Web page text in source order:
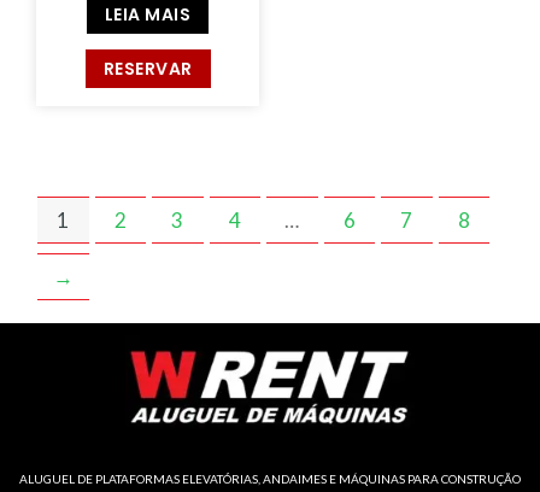
LEIA MAIS
RESERVAR
1 2 3 4 … 6 7 8
→
ALUGUEL DE PLATAFORMAS ELEVATÓRIAS, ANDAIMES E MÁQUINAS PARA CONSTRUÇÃO